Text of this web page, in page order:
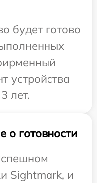
будет готово
устройства
лет.
готовности
Sightmark, и